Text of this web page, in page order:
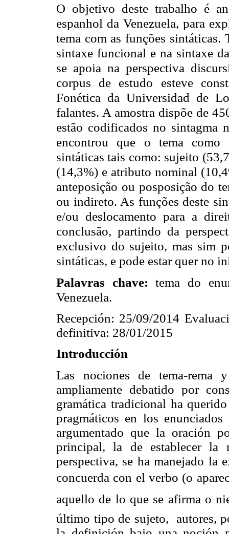
O objetivo deste trabalho é
espanhol da Venezuela, para
tema com as funções sintáticas.
sintaxe funcional e na sintaxe
se apoia na perspectiva
corpus de estudo esteve
Fonética da Universidad de
falantes. A amostra dispõe de
estão codificados no sintagma
encontrou que o tema como
sintáticas tais como: sujeito (
(14,3%) e atributo nominal
anteposição ou posposição do
ou indireto. As funções deste
e/ou deslocamento para a
conclusão, partindo da
exclusivo do sujeito, mas sim
sintáticas, e pode estar quer no
Palavras chave: tema do
Venezuela.
Recepción: 25/09/2014
definitiva: 28/01/2015
Introducción
Las nociones de tema-rema
ampliamente debatido por
gramática tradicional ha
pragmáticos en los
argumentado que la oración
principal, la de establecer la
perspectiva, se ha manejado la
concuerda con el verbo (o
aquello de lo que se afirma o
último tipo de sujeto, autores,